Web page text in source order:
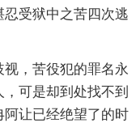
受狱中之苦四次逃
，苦役犯的罪名永
可是却到处找不到
让已经绝望了的时